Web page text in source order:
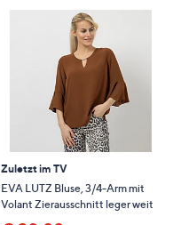
Zuletzt im TV
EVA LUTZ Bluse, 3/4-Arm mit
Volant Zierausschnitt leger weit